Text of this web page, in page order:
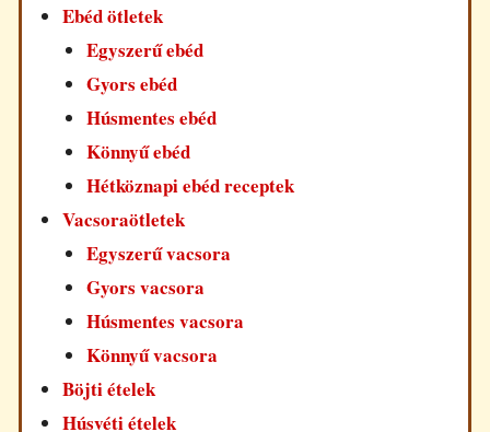
Ebéd ötletek
Egyszerű ebéd
Gyors ebéd
Húsmentes ebéd
Könnyű ebéd
Hétköznapi ebéd receptek
Vacsoraötletek
Egyszerű vacsora
Gyors vacsora
Húsmentes vacsora
Könnyű vacsora
Böjti ételek
Húsvéti ételek